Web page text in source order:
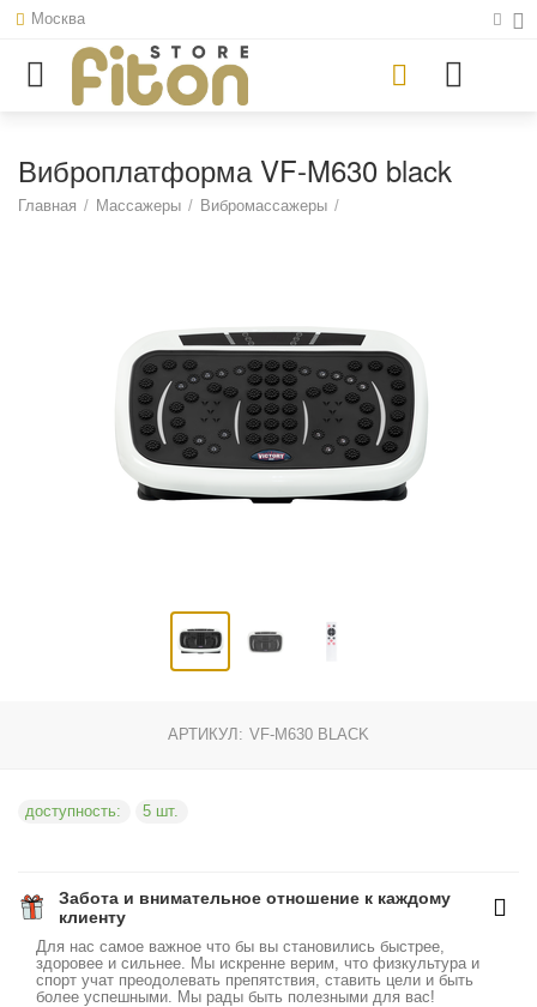
Москва
Виброплатформа VF-M630 black
Главная / Массажеры / Вибромассажеры /
АРТИКУЛ: VF-M630 BLACK
доступность: 5 шт.
Забота и внимательное отношение к каждому
клиенту
Для нас самое важное что бы вы становились быстрее,
здоровее и сильнее. Мы искренне верим, что физкультура и
спорт учат преодолевать препятствия, ставить цели и быть
более успешными. Мы рады быть полезными для вас!